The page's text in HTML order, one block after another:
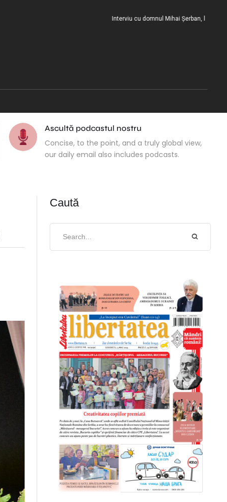
Interviu cu domnul Mihai Șerban, la încheierea
Ascultă podcastul nostru
Concise, to the point, and a truly global view,
our daily email also includes podcasts.
Caută